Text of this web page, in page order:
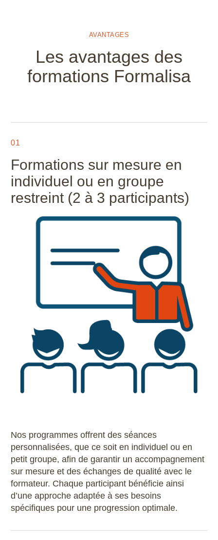
AVANTAGES
Les avantages des
formations Formalisa
01
Formations sur mesure en
individuel ou en groupe
restreint (2 à 3 participants)
Nos programmes offrent des séances
personnalisées, que ce soit en individuel ou en
petit groupe, afin de garantir un accompagnement
sur mesure et des échanges de qualité avec le
formateur. Chaque participant bénéficie ainsi
d’une approche adaptée à ses besoins
spécifiques pour une progression optimale.